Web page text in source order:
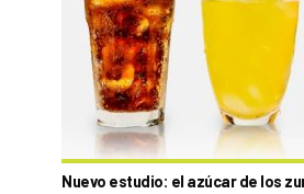
Nuevo estudio: el azúcar de los